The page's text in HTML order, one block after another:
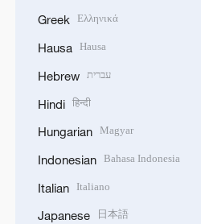
Greek Ελληνικά
Hausa Hausa
Hebrew עברית
Hindi हिन्दी
Hungarian Magyar
Indonesian Bahasa Indonesia
Italian Italiano
Japanese 日本語